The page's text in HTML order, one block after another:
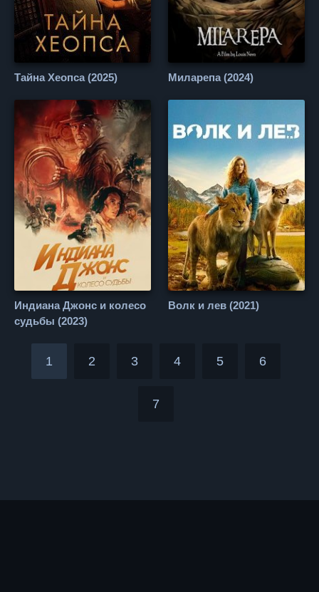
Тайна Хеопса (2025) Миларепа (2024)
Индиана Джонс и колесо
судьбы (2023)
Волк и лев (2021)
1 2 3 4 5 6
7